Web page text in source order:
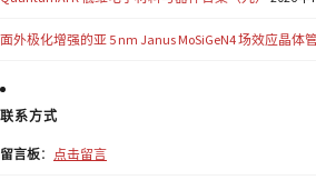
面外极化增强的亚 5 nm Janus MoSiGeN4 场效应晶体
联系方式
留言板： 点击留言